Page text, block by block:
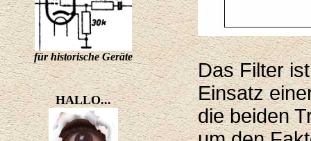
für historische Geräte
HALLO...
Das Filter
Einsatz
die beiden